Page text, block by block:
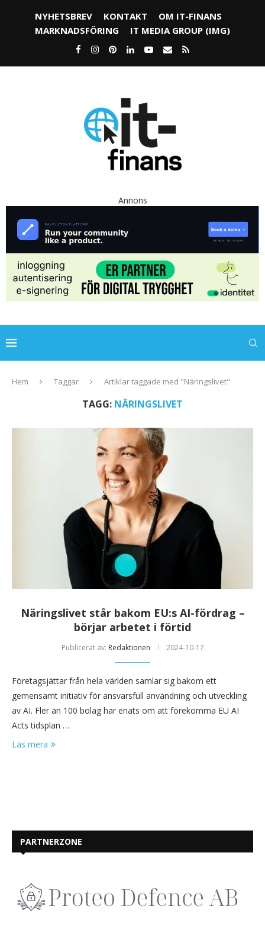
NYHETSBREV KONTAKT
OM IT-FINANS
MARKNADSFÖRING
IT MEDIA GROUP (IMG)
Annons
Hem Taggar Artiklar taggade med "Näringslivet"
TAGG: NÄRINGSLIVET
Näringslivet står bakom EU:s AI-fördrag –
börjar arbetet i förtid
Publicerat av: Redaktionen 2024-10-17
Företagsjättar från hela världen samlar sig bakom ett
gemensamt initiativ för ansvarsfull användning och utveckling
av AI. Fler än 100 bolag har enats om att förekomma EU AI
Acts tidsplan …
Läs mera
PARTNERZONE